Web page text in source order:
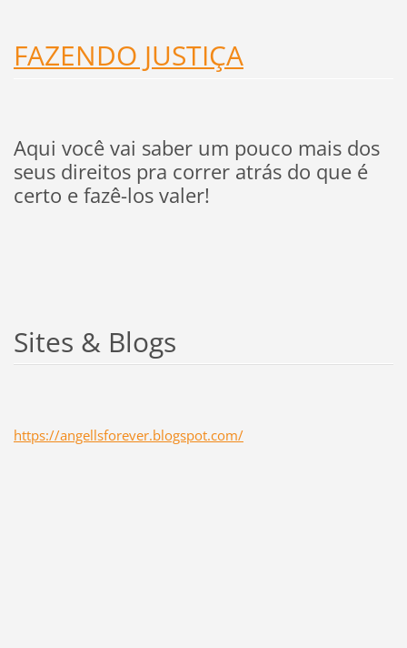
FAZENDO JUSTIÇA
Aqui você vai saber um pouco mais dos
seus direitos pra correr atrás do que é
certo e fazê-los valer!
Sites & Blogs
https://angellsforever.blogspot.com/